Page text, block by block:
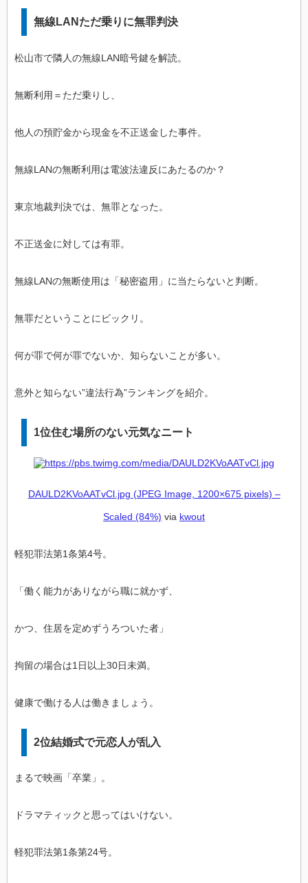
無線LANただ乗りに無罪判決
松山市で隣人の無線LAN暗号鍵を解読。
無断利用＝ただ乗りし、
他人の預貯金から現金を不正送金した事件。
無線LANの無断利用は電波法違反にあたるのか？
東京地裁判決では、無罪となった。
不正送金に対しては有罪。
無線LANの無断使用は「秘密盗用」に当たらないと判断。
無罪だということにビックリ。
何が罪で何が罪でないか、知らないことが多い。
意外と知らない”違法行為”ランキングを紹介。
1位住む場所のない元気なニート
DAULD2KVoAATvCl.jpg (JPEG Image, 1200×675 pixels) –
Scaled (84%) via kwout
軽犯罪法第1条第4号。
「働く能力がありながら職に就かず、
かつ、住居を定めずうろついた者」
拘留の場合は1日以上30日未満。
健康で働ける人は働きましょう。
2位結婚式で元恋人が乱入
まるで映画「卒業」。
ドラマティックと思ってはいけない。
軽犯罪法第1条第24号。